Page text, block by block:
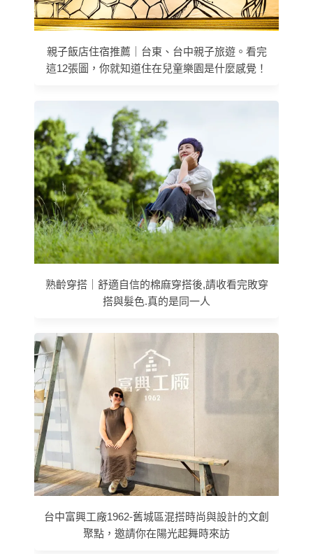
親子飯店住宿推薦｜台東、台中親子旅遊。看完
這12張圖，你就知道住在兒童樂園是什麼感覺！
熟齡穿搭｜舒適自信的棉麻穿搭後,請收看完敗穿
搭與髮色.真的是同一人
台中富興工廠1962-舊城區混搭時尚與設計的文創
聚點，邀請你在陽光起舞時來訪